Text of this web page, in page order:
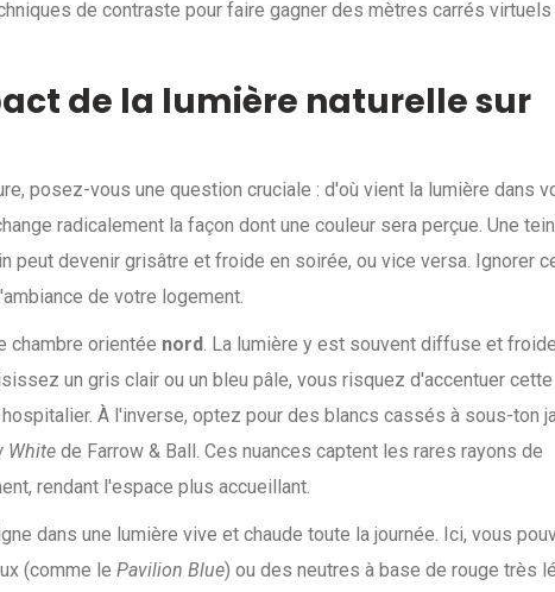
de contraste pour faire gagner des mètres carrés virtuels
de la lumière naturelle sur
posez-vous une question cruciale : d'où vient la lumière dans
radicalement la façon dont une couleur sera perçue. Une
peut devenir grisâtre et froide en soirée, ou vice versa. Ignorer
de votre logement.
chambre orientée nord. La lumière y est souvent diffuse et
un gris clair ou un bleu pâle, vous risquez d'accentuer cette
À l'inverse, optez pour des blancs cassés à sous-ton
White de Farrow & Ball. Ces nuances captent les rares rayons de
rendant l'espace plus accueillant.
dans une lumière vive et chaude toute la journée. Ici, vous
(comme le Pavilion Blue) ou des neutres à base de rouge très